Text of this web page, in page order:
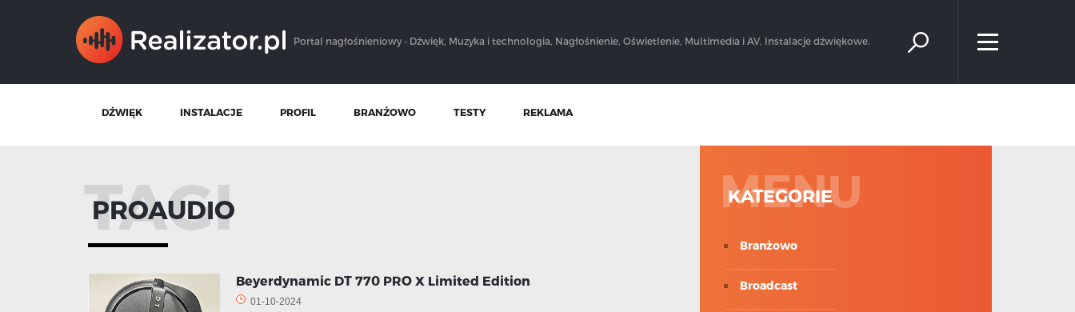
Portal nagłośnieniowy - Dźwięk, Muzyka i technologia, Nagłośnienie, Oświetlenie, Multimedia i AV, Instalacje dźwiękowe.
DŹWIĘK INSTALACJE PROFIL BRANŻOWO TESTY REKLAMA
TAGI
PROAUDIO MENU
KATEGORIE
Branżowo
Broadcast
Beyerdynamic DT 770 PRO X Limited Edition
01-10-2024